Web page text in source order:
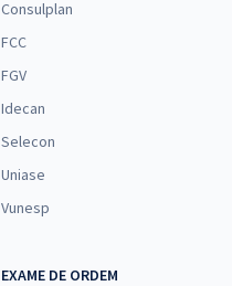
Consulplan
FCC
FGV
Idecan
Selecon
Uniase
Vunesp
EXAME DE ORDEM